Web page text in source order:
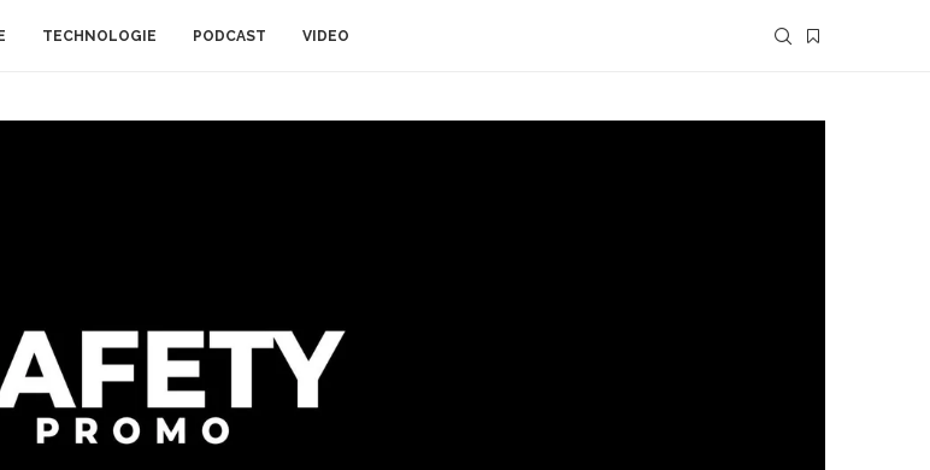
TECHNOLOGIE PODCAST VIDEO